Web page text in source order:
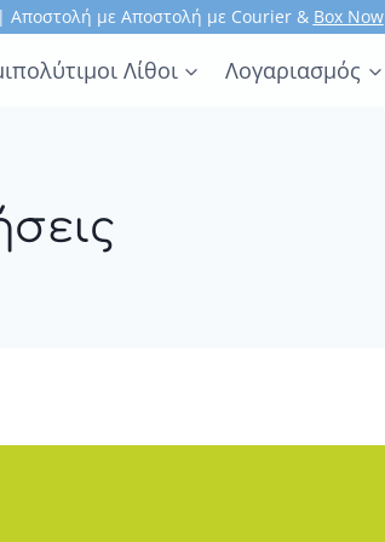
Αποστολή με Αποστολή με Courier & Box Now
Λίθοι Λογαριασμός